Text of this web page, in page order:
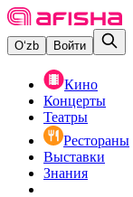
O‘zb Войти
Кино
Концерты
Театры
Рестораны
Выставки
Знания